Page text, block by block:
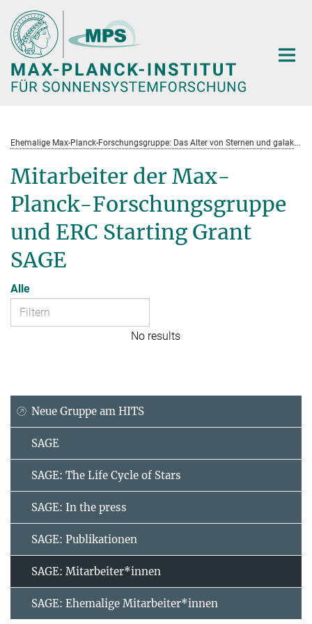
Hauptinhalt
E
hemalige Max-Planck-Forschungsgruppe: Das Alter von Sternen und galaktische Entwicklung
Mitarbeiter der Max-
Planck-Forschungsgruppe
und ERC Starting Grant
SAGE
Alle
No results
Neue Gruppe am HITS
SAGE
SAGE: The Life Cycle of Stars
SAGE: In the press
SAGE: Publikationen
SAGE: Mitarbeiter*innen
SAGE: Ehemalige Mitarbeiter*innen